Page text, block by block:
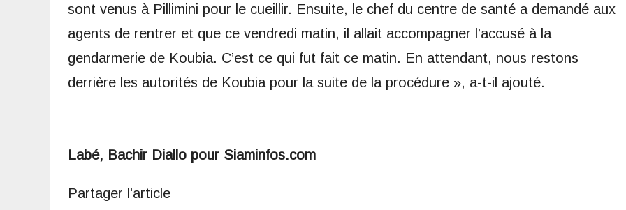
sont venus à Pillimini pour le cueillir. Ensuite, le chef du centre de santé a demandé aux
agents de rentrer et que ce vendredi matin, il allait accompagner l’accusé à la
gendarmerie de Koubia. C’est ce qui fut fait ce matin. En attendant, nous restons
derrière les autorités de Koubia pour la suite de la procédure », a-t-il ajouté.
Labé, Bachir Diallo pour Siaminfos.com
Partager l'article